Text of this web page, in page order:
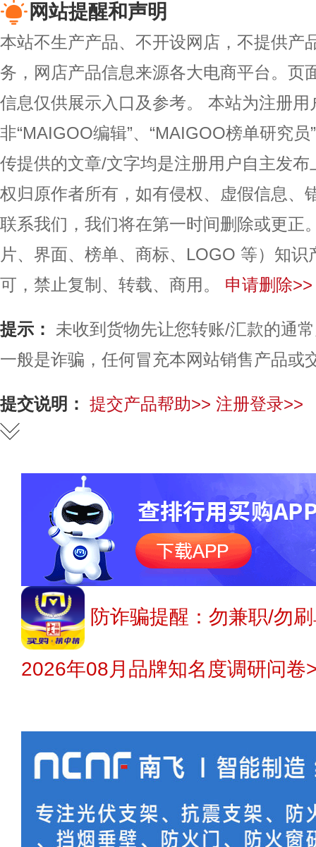
网站提醒和声明
本站不生产产品、不开设网店，不提供产
务，网店产品信息来源各大电商平台。页
信息仅供展示入口及参考。
本站为注册用
非“MAIGOO编辑”、“MAIGOO榜单研究
传提供的文章/文字均是注册用户自主发
权归原作者所有，如有侵权、虚假信息、
联系我们，我们将在第一时间删除或更正
片、界面、榜单、商标、LOGO 等）知
可，禁止复制、转载、商用。
申请删除>>
提示：
未收到货物先让您转账/汇款的通
一般是诈骗，任何冒充本网站销售产品或
提交说明： 提交产品帮助>> 注册登录>>
防诈骗提醒：勿兼职/勿
2026年08月品牌知名度调研问卷